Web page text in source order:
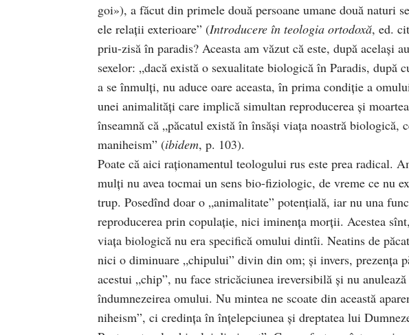
goi»), a făcut din primele două persoane umane două naturi
ele relaţii exterioare” (Introducere în teologia ortodoxă, ed.
priu-zisă în paradis? Aceasta am văzut că este, după acelaşi
sexelor: „dacă există o sexualitate biologică în Para­dis, după
a se înmulţi, nu aduce oare aceasta, în prima con­diţie a
unei animalităţi care implică simultan repro­du­cerea şi
înseamnă că „păcatul există în însăşi viaţa noas­tră biologică,
maniheism” (ibidem, p. 103).
Poate că aici raţionamentul teologului rus este prea radical.
mulţi nu avea tocmai un sens bio-fiziologic, de vreme ce nu
trup. Posedînd doar o „animalitate” potenţială, iar nu una
reproducerea prin copulaţie, nici iminenţa morţii. Acestea
viaţa biologică nu era specifică omului dintîi. Neatins de
nici o diminu­a­re „chipului” divin din om; şi invers, prezenţa
acestui „chip”, nu face stricăciunea ire­ver­­sibilă şi nu
îndumnezeirea omului. Nu mintea ne scoate din această
niheism”, ci credinţa în înţelepciunea şi dreptatea lui